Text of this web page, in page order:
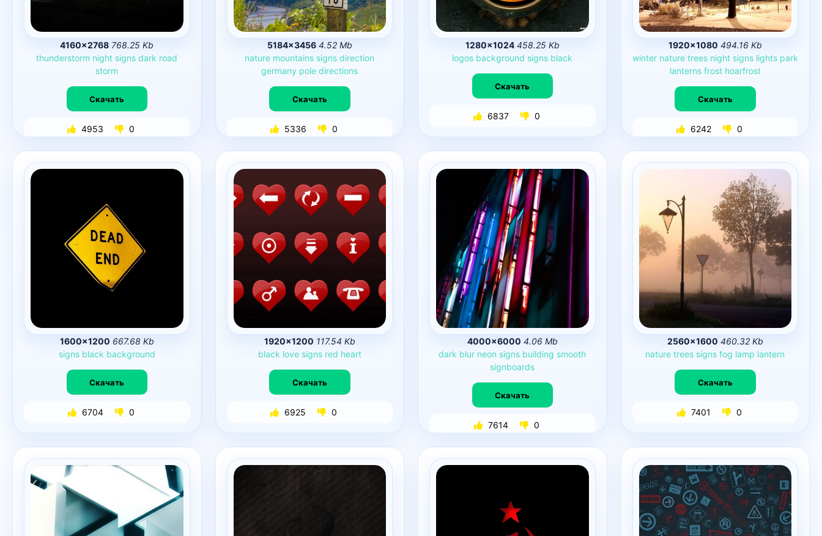
4160×2768 768.25 Kb
thunderstorm night signs dark road
storm
Скачать
4953 0
5184×3456 4.52 Mb
nature mountains signs direction
germany pole directions
Скачать
5336 0
1280×1024 458.25 Kb
logos background signs black
Скачать
6837 0
1920×1080 494.16 Kb
winter nature trees night signs lights park
lanterns frost hoarfrost
Скачать
6242 0
1600×1200 667.68 Kb
signs black background
Скачать
6704 0
1920×1200 117.54 Kb
black love signs red heart
Скачать
6925 0
4000×6000 4.06 Mb
dark blur neon signs building smooth
signboards
Скачать
7614 0
2560×1600 460.32 Kb
nature trees signs fog lamp lantern
Скачать
7401 0